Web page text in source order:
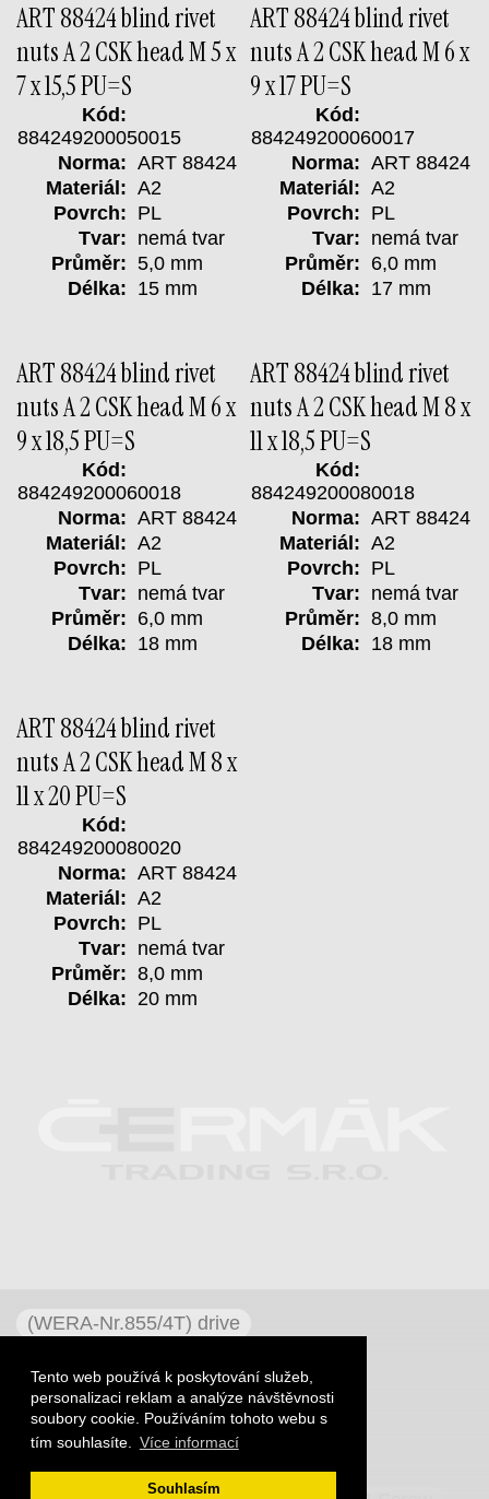
Tento web používá k poskytování služeb,
personalizaci reklam a analýze návštěvnosti
soubory cookie. Používáním tohoto webu s
tím souhlasíte.
Více informací
Souhlasím
ART 88424 blind rivet
nuts A 2 CSK head M 5 x
7 x 15,5 PU=S
Kód:
884249200050015
Norma: ART 88424
Materiál: A2
Povrch: PL
Tvar: nemá tvar
Průměr: 5,0 mm
Délka: 15 mm
ART 88424 blind rivet
nuts A 2 CSK head M 6 x
9 x 17 PU=S
Kód:
884249200060017
Norma: ART 88424
Materiál: A2
Povrch: PL
Tvar: nemá tvar
Průměr: 6,0 mm
Délka: 17 mm
ART 88424 blind rivet
nuts A 2 CSK head M 6 x
9 x 18,5 PU=S
Kód:
884249200060018
Norma: ART 88424
Materiál: A2
Povrch: PL
Tvar: nemá tvar
Průměr: 6,0 mm
Délka: 18 mm
ART 88424 blind rivet
nuts A 2 CSK head M 8 x
11 x 18,5 PU=S
Kód:
884249200080018
Norma: ART 88424
Materiál: A2
Povrch: PL
Tvar: nemá tvar
Průměr: 8,0 mm
Délka: 18 mm
ART 88424 blind rivet
nuts A 2 CSK head M 8 x
11 x 20 PU=S
Kód:
884249200080020
Norma: ART 88424
Materiál: A2
Povrch: PL
Tvar: nemá tvar
Průměr: 8,0 mm
Délka: 20 mm
(WERA-Nr.855/4T) drive
ABC SPAX FEX-H screws
ABC SPAX FEX-KS screws
ABC-SPAX assortment
ABC-SPAX Backboard scr